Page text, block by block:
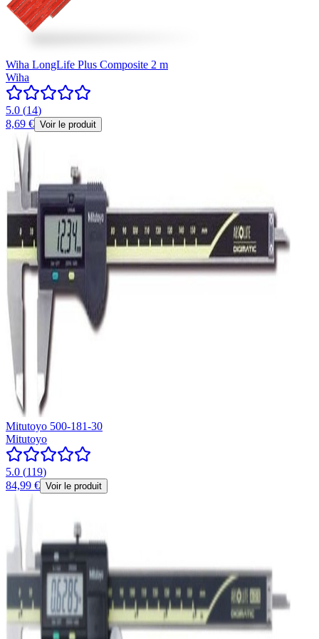
Wiha LongLife Plus Composite 2 m
Wiha
5.0 (14)
8,69 € Voir le produit
Mitutoyo 500-181-30
Mitutoyo
5.0 (119)
84,99 € Voir le produit